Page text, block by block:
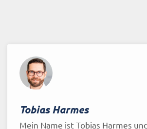
Tobias Harmes
Mein Name ist Tobias Harmes